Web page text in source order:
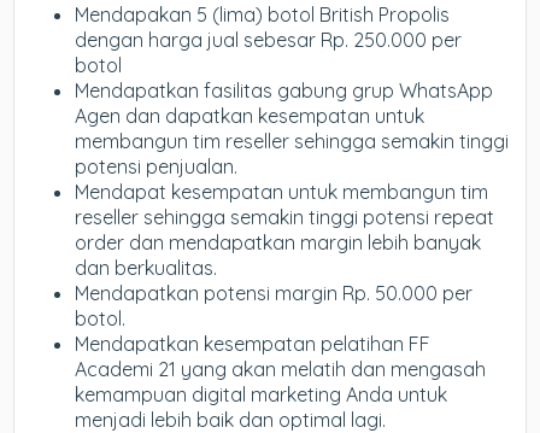
Mendapakan 5 (lima) botol British Propolis
dengan harga jual sebesar Rp. 250.000 per
botol
Mendapatkan fasilitas gabung grup WhatsApp
Agen dan dapatkan kesempatan untuk
membangun tim reseller sehingga semakin tinggi
potensi penjualan.
Mendapat kesempatan untuk membangun tim
reseller sehingga semakin tinggi potensi repeat
order dan mendapatkan margin lebih banyak
dan berkualitas.
Mendapatkan potensi margin Rp. 50.000 per
botol.
Mendapatkan kesempatan pelatihan FF
Academi 21 yang akan melatih dan mengasah
kemampuan digital marketing Anda untuk
menjadi lebih baik dan optimal lagi.